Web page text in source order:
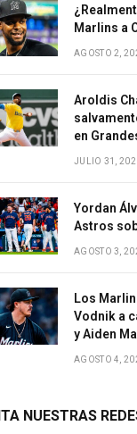
Marlins a
AGOSTO 2,
Aroldis
en
JULIO 31,
Yordan
Astros
AGOSTO 3,
Los
Vodnik a
y Aiden
AGOSTO 4,
NUESTRAS